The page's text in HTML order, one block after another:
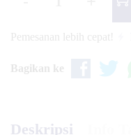
Pemesanan lebih cepat!
Bagikan ke
Deskripsi